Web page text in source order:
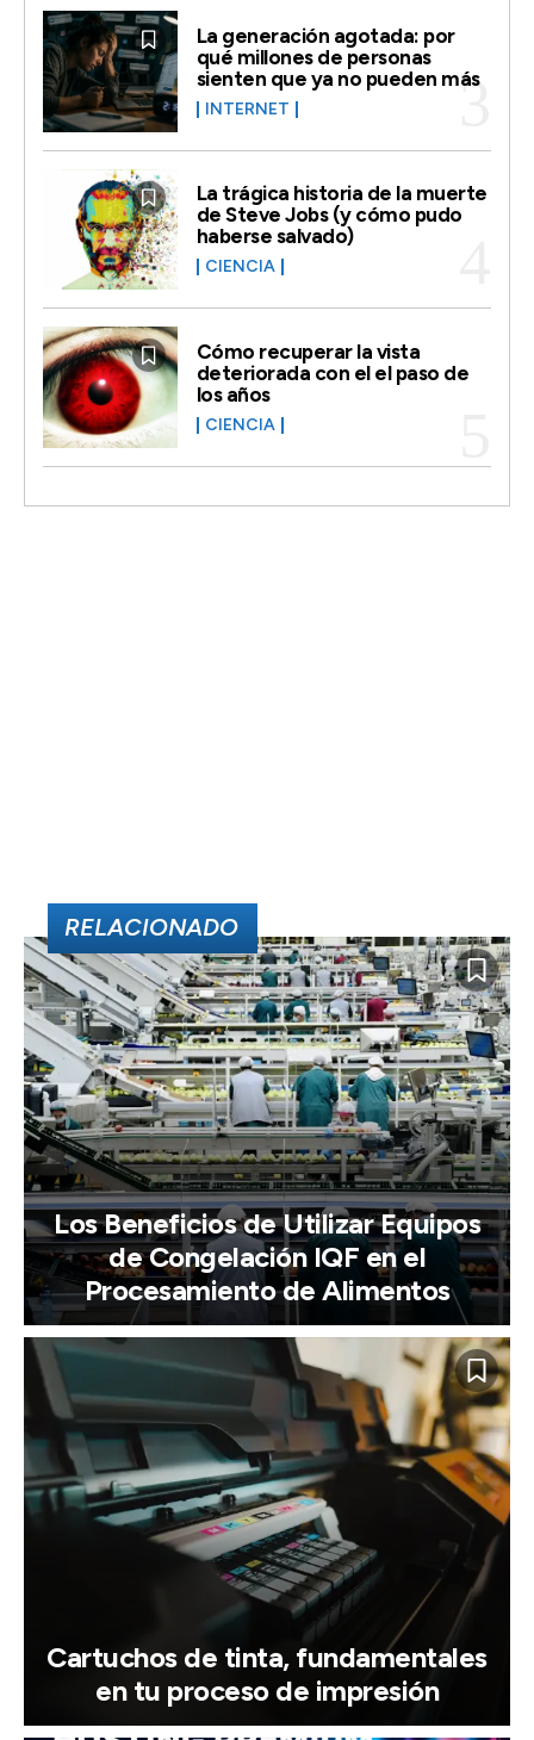
La generación agotada: por
qué millones de personas
sienten que ya no pueden más
INTERNET
La trágica historia de la muerte
de Steve Jobs (y cómo pudo
haberse salvado)
CIENCIA
Cómo recuperar la vista
deteriorada con el el paso de
los años
CIENCIA
RELACIONADO
Los Beneficios de Utilizar Equipos
de Congelación IQF en el
Procesamiento de Alimentos
Cartuchos de tinta, fundamentales
en tu proceso de impresión